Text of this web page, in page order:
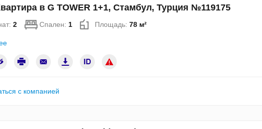
в G TOWER 1+1, Стамбул, Турция №119175
2 Спален: 1 Площадь: 78 м²
с компанией